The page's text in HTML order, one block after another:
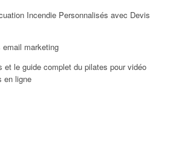
Incendie Personnalisés avec Devis
marketing
le guide complet du pilates pour vidéo
en ligne